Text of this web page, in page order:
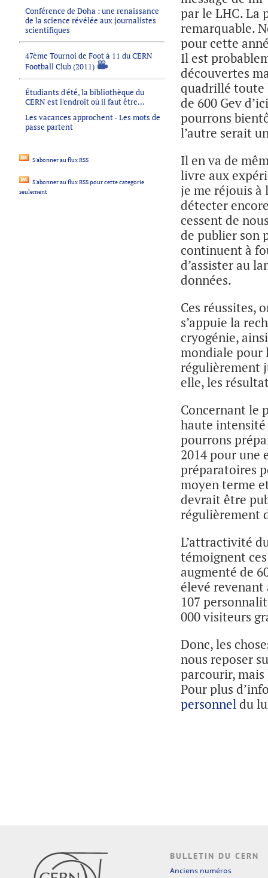
Conférence de Doha : une renaissance
de la science révélée aux journalistes
scientifiques
47ème Tournoi de Foot à 11 du CERN
Football Club (2011)
Étudiants d'été, la bibliothèque du
CERN est l'endroit où il faut être...
Les vacances approchent - Les mots de
passe partent
S'abonner au flux RSS
S'abonner au flux RSS pour cette categorie
seulement
par le LHC. La
remarquable.
pour cette
Il est
découvertes
quadrillé toute
de 600 Gev
pourrons
l’autre serait
Il en va de
livre aux
je me réjouis à
détecter
cessent de
de publier son
continuent à
d’assister au
données.
Ces réussites,
s’appuie la
cryogénie,
mondiale pour
régulièrement
elle, les
Concernant le
haute intensité
pourrons
2014 pour une
préparatoires
moyen terme
devrait être
régulièrement
L’attractivité
témoignent
augmenté de
élevé revenant
107
000 visiteurs
Donc, les
nous reposer
parcourir, mais
Pour plus
personneldu
BULLETIN DU CERN
Anciens numéros